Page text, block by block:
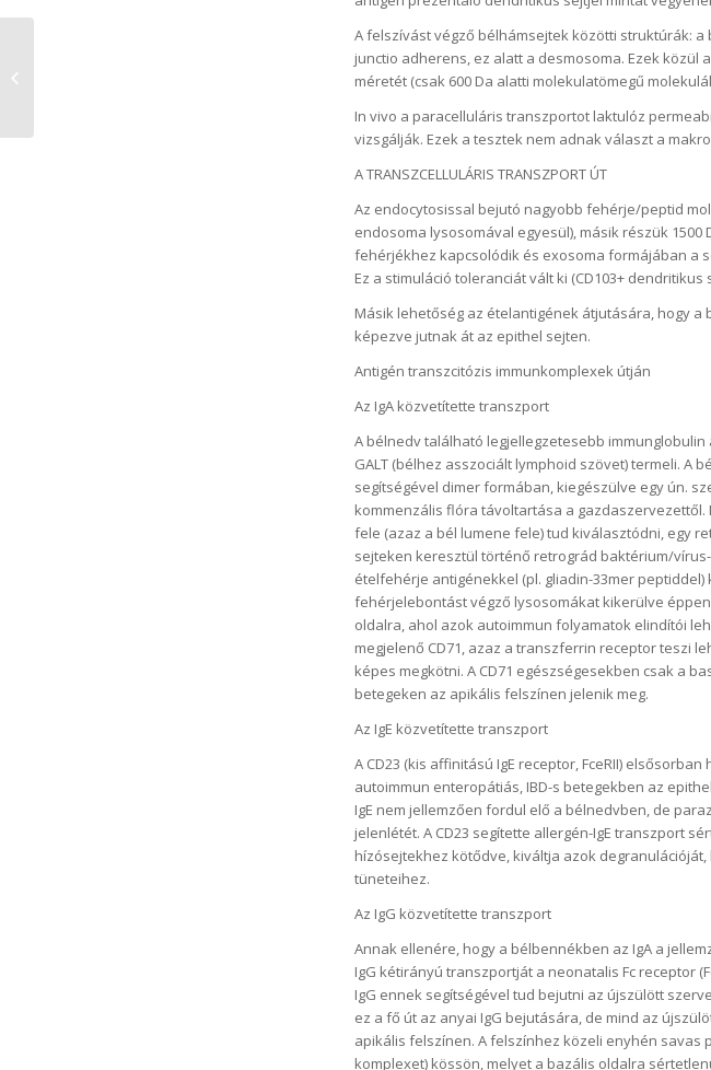
A felszívást végző bélhámsejtek közötti struktúrák: a
junctio adherens, ez alatt a desmosoma. Ezek közül
méretét (csak 600 Da alatti molekulatömegű
In vivo a paracelluláris transzportot laktulóz
vizsgálják. Ezek a tesztek nem adnak választ a
A TRANSZCELLULÁRIS TRANSZPORT ÚT
Az endocytosissal bejutó nagyobb fehérje/peptid
endosoma lysosomával egyesül), másik részük
fehérjékhez kapcsolódik és exosoma formájában a
Ez a stimuláció toleranciát vált ki (CD103+
Másik lehetőség az ételantigének átjutására, hogy
képezve jutnak át az epithel sejten.
Antigén transzcitózis immunkomplexek útján
Az IgA közvetítette transzport
A bélnedv található legjellegzetesebb immunglobulin
GALT (bélhez asszociált lymphoid szövet) termeli. A
segítségével dimer formában, kiegészülve egy ún.
kommenzális flóra távoltartása a
fele (azaz a bél lumene fele) tud kiválasztódni, egy
sejteken keresztül történő retrográd baktérium/
ételfehérje antigénekkel (pl. gliadin-33mer
fehérjelebontást végző lysosomákat kikerülve
oldalra, ahol azok autoimmun folyamatok elindítói
megjelenő CD71, azaz a transzferrin receptor teszi
képes megkötni. A CD71 egészségesekben csak a
betegeken az apikális felszínen jelenik meg.
Az IgE közvetítette transzport
A CD23 (kis affinitású IgE receptor, FceRII)
autoimmun enteropátiás, IBD-s betegekben az
IgE nem jellemzően fordul elő a bélnedvben, de
jelenlétét. A CD23 segítette allergén-IgE transzport
hízósejtekhez kötődve, kiváltja azok
tüneteihez.
Az IgG közvetítette transzport
Annak ellenére, hogy a bélbennékben az IgA a
IgG kétirányú transzportját a neonatalis Fc receptor
IgG ennek segítségével tud bejutni az újszülött
ez a fő út az anyai IgG bejutására, de mind az
apikális felszínen. A felszínhez közeli enyhén savas
komplexet) kössön, melyet a bazális oldalra